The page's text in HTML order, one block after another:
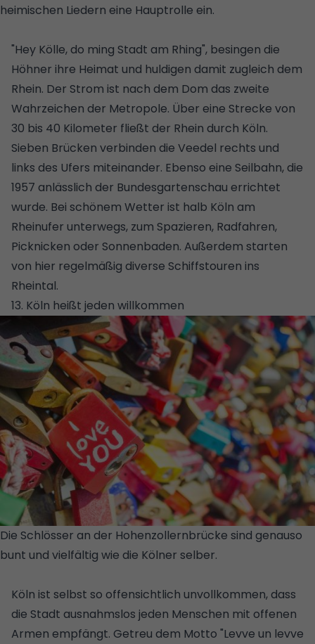
heimischen Liedern eine Hauptrolle ein.
"Hey Kölle, do ming Stadt am Rhing", besingen die
Höhner ihre Heimat und huldigen damit zugleich dem
Rhein. Der Strom ist nach dem Dom das zweite
Wahrzeichen der Metropole. Über eine Strecke von
30 bis 40 Kilometer fließt der Rhein durch Köln.
Sieben Brücken verbinden die Veedel rechts und
links des Ufers miteinander. Ebenso eine Seilbahn, die
1957 anlässlich der Bundesgartenschau errichtet
wurde. Bei schönem Wetter ist halb Köln am
Rheinufer unterwegs, zum Spazieren, Radfahren,
Picknicken oder Sonnenbaden. Außerdem starten
von hier regelmäßig diverse Schiffstouren ins
Rheintal.
13. Köln heißt jeden willkommen
Die Schlösser an der Hohenzollernbrücke sind genauso
bunt und vielfältig wie die Kölner selber.
Köln ist selbst so offensichtlich unvollkommen, dass
die Stadt ausnahmslos jeden Menschen mit offenen
Armen empfängt. Getreu dem Motto "Levve un levve